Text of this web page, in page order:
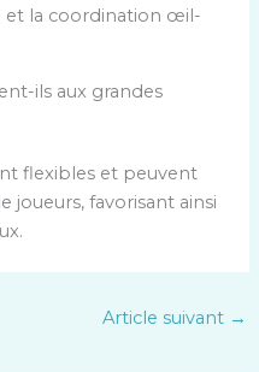
et la coordination œil-
ils aux grandes
flexibles et peuvent
joueurs, favorisant ainsi
Article suivant →